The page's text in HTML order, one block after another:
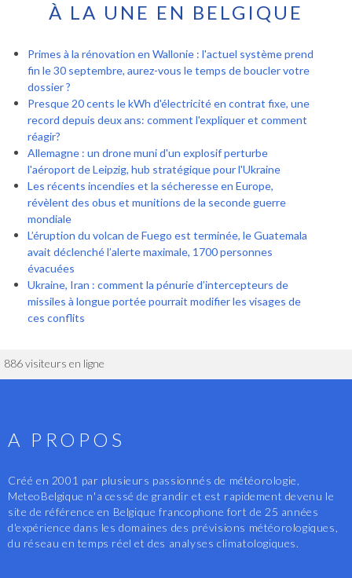
À LA UNE EN BELGIQUE
Primes à la rénovation en Wallonie : l'actuel système prend
fin le 30 septembre, aurez-vous le temps de boucler votre
dossier ?
Presque 20 cents le kWh d'électricité en contrat fixe, une
record depuis deux ans: comment l'expliquer et comment
réagir?
Allemagne : un drone muni d'un explosif perturbe
l'aéroport de Leipzig, hub stratégique pour l'Ukraine
Les récents incendies et la sécheresse en Europe,
révèlent des obus et munitions de la seconde guerre
mondiale
L’éruption du volcan de Fuego est terminée, le Guatemala
avait déclenché l’alerte maximale, 1700 personnes
évacuées
Ukraine, Iran : comment la pénurie d’intercepteurs de
missiles à longue portée pourrait modifier les visages de
ces conflits
886 visiteurs en ligne
A PROPOS
Créé en 2001 par plusieurs passionnés de météorologie,
MeteoBelgique n'a cessé de grandir et est rapidement devenu le
site de référence en Belgique francophone fort de 25 années
d'expérience dans les domaines des prévisions météorologiques,
du réseau en temps réel et des analyses climatologiques.